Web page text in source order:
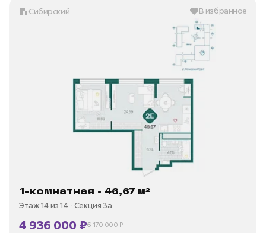
Сибирский В избранное
1-комнатная • 46,67 м²
Этаж 14 из 14 Секция 3а
4 936 000 ₽6 170 000 ₽